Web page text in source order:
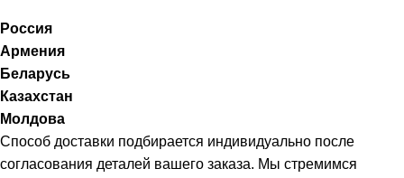
Россия
Армения
Беларусь
Казахстан
Молдова
Способ доставки подбирается индивидуально после
согласования деталей вашего заказа. Мы стремимся